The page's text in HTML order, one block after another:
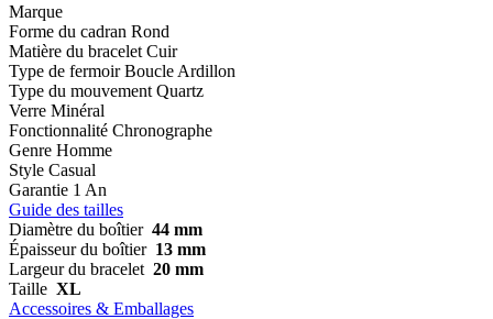
Marque
Forme du cadran Rond
Matière du bracelet Cuir
Type de fermoir Boucle Ardillon
Type du mouvement Quartz
Verre Minéral
Fonctionnalité Chronographe
Genre Homme
Style Casual
Garantie 1 An
Guide des tailles
Diamètre du boîtier 44 mm
Épaisseur du boîtier 13 mm
Largeur du bracelet 20 mm
Taille XL
Accessoires & Emballages